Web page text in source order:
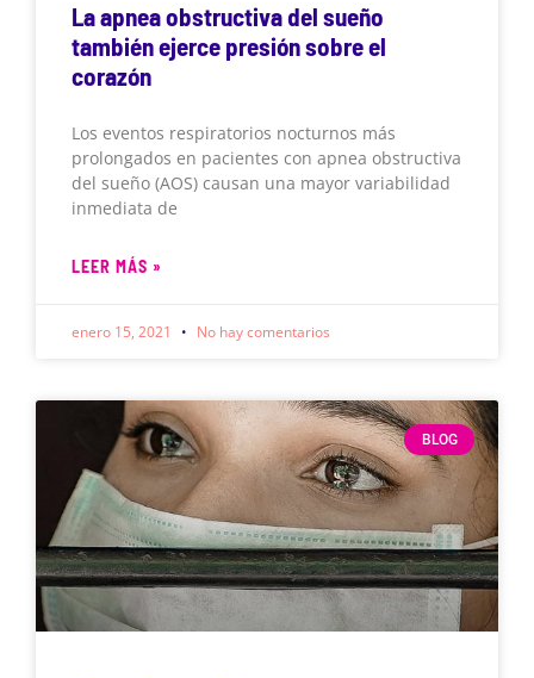
La apnea obstructiva del sueño
también ejerce presión sobre el
corazón
Los eventos respiratorios nocturnos más
prolongados en pacientes con apnea obstructiva
del sueño (AOS) causan una mayor variabilidad
inmediata de
LEER MÁS »
enero 15, 2021 No hay comentarios
BLOG